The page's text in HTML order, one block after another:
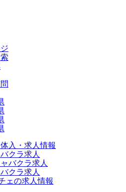
入・求人情報
クラ求人
バクラ求人
クラ求人
ェの求人情報